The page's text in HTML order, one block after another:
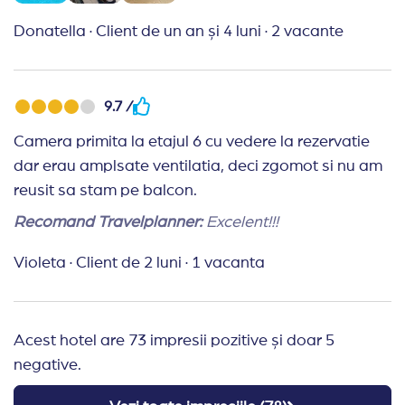
Un cod vestimentar adecvat este
Donatella · Client de un an și 4 luni · 2 vacante
9.7 /
Camera primita la etajul 6 cu vedere la rezervatie
dar erau amplsate ventilatia, deci zgomot si nu am
reusit sa stam pe balcon.
Recomand Travelplanner: Excelent!!!
Violeta · Client de 2 luni · 1 vacanta
Acest hotel are 73 impresii pozitive și doar 5
negative.